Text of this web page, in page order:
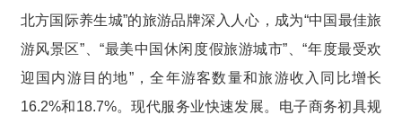
北方国际养生城”的旅游品牌深入人心，成为“中国最佳旅
游风景区”、“最美中国休闲度假旅游城市”、“年度最受欢
迎国内游目的地”，全年游客数量和旅游收入同比增长
16.2%和18.7%。现代服务业快速发展。电子商务初具规